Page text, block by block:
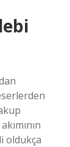
oldukça